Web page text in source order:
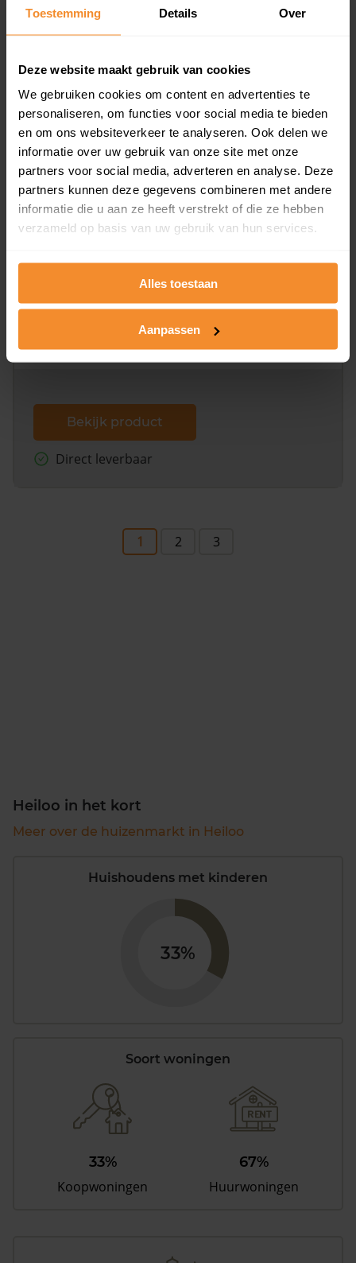
Toestemming Details Over
Deze website maakt gebruik van cookies
We gebruiken cookies om content en advertenties te
personaliseren, om functies voor social media te bieden
en om ons websiteverkeer te analyseren. Ook delen we
informatie over uw gebruik van onze site met onze
partners voor social media, adverteren en analyse. Deze
partners kunnen deze gegevens combineren met andere
informatie die u aan ze heeft verstrekt of die ze hebben
verzameld op basis van uw gebruik van hun services.
Alles toestaan
Aanpassen
Een overzicht van alle verkochte woningen (koopsom
en koopdatum) binnen een postcodegebied. Dit
koopsommen.
Bekijk product
Direct leverbaar
Alleen globale ligging perceel
Een uitgebreid overzicht van het perceel en
omliggende percelen met de kadastrale erfgrenzen,
Bekijk product
Direct leverbaar
1 2 3
Heiloo in het kort
Meer over de huizenmarkt in Heiloo
Huishoudens met kinderen
33%
Soort woningen
33%
Koopwoningen
67%
Huurwoningen